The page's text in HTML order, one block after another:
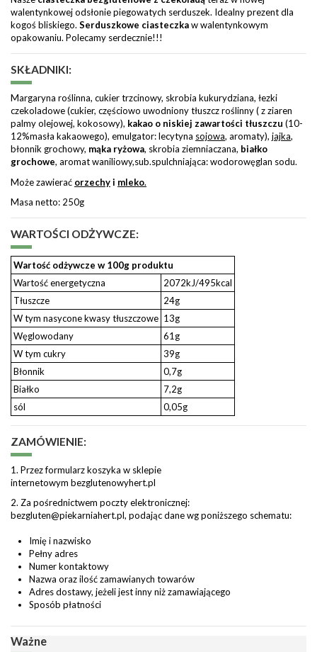
walentynkowej odsłonie piegowatych serduszek. Idealny prezent dla
kogoś bliskiego. Serduszkowe ciasteczkaw walentynkowym
opakowaniu. Polecamy serdecznie!!!
SKŁADNIKI:
Margaryna roślinna, cukier trzcinowy, skrobia kukurydziana, łezki
czekoladowe (cukier, częściowo uwodniony tłuszcz roślinny ( z ziaren
palmy olejowej, kokosowy), kakao o niskiej zawartości tłuszczu (10-
12%masła kakaowego), emulgator: lecytyna sojowa, aromaty), jajka,
błonnik grochowy, mąka ryżowa, skrobia ziemniaczana, białko
grochowe, aromat waniliowy,sub.spulchniająca: wodorowęglan sodu.
Może zawierać orzechyi mleko.
Masa netto: 250g
WARTOŚCI ODŻYWCZE:
Wartość odżywcze w 100g produktu
Wartość energetyczna
2072kJ/495kcal
Tłuszcze
24g
W tym nasycone kwasy tłuszczowe 13g
Węglowodany
61g
W tym cukry
39g
Błonnik
0,7g
Białko
7,2g
sól
0,05g
ZAMÓWIENIE:
1. Przez formularz koszyka w sklepie
internetowym bezglutenowyhert.pl
2. Za pośrednictwem poczty elektronicznej:
bezgluten@piekarniahert.pl, podając dane wg poniższego schematu:
Imię i nazwisko
Pełny adres
Numer kontaktowy
Nazwa oraz ilość zamawianych towarów
Adres dostawy, jeżeli jest inny niż zamawiającego
Sposób płatności
Ważne